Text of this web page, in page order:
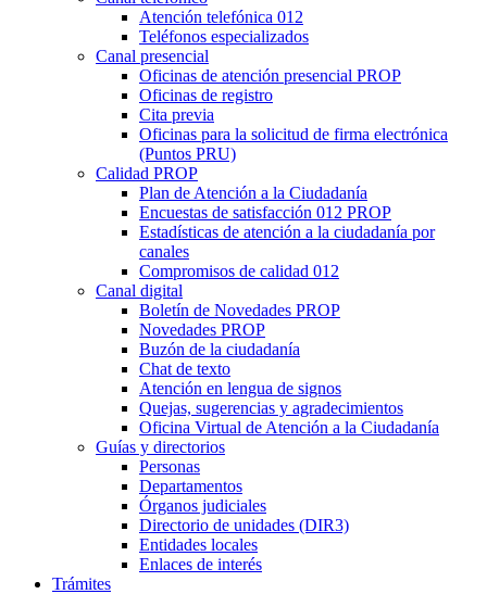
Atención telefónica 012
Teléfonos especializados
Canal presencial
Oficinas de atención presencial PROP
Oficinas de registro
Cita previa
Oficinas para la solicitud de firma electrónica
(Puntos PRU)
Calidad PROP
Plan de Atención a la Ciudadanía
Encuestas de satisfacción 012 PROP
Estadísticas de atención a la ciudadanía por
canales
Compromisos de calidad 012
Canal digital
Boletín de Novedades PROP
Novedades PROP
Buzón de la ciudadanía
Chat de texto
Atención en lengua de signos
Quejas, sugerencias y agradecimientos
Oficina Virtual de Atención a la Ciudadanía
Guías y directorios
Personas
Departamentos
Órganos judiciales
Directorio de unidades (DIR3)
Entidades locales
Enlaces de interés
Trámites